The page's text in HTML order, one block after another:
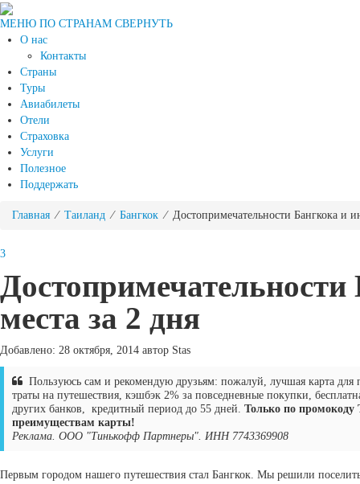
МЕНЮ ПО СТРАНАМ СВЕРНУТЬ
О нас
Контакты
Страны
Туры
Авиабилеты
Отели
Страховка
Услуги
Полезное
Поддержать
Главная ⁄ Таиланд ⁄ Бангкок ⁄ Достопримечательности Бангкока и
3
места за 2 дня
Добавлено: 28 октября, 2014 автор Stas
Пользуюсь сам и рекомендую друзьям: пожалуй, лучшая карта для
траты на путешествия, кэшбэк 2% за повседневные покупки,
других банков, кредитный период до 55 дней. Только по промокоду
преимуществам карты!
Реклама. ООО "Тинькофф Партнеры". ИНН 7743369908
Первым городом нашего путешествия стал Бангкок. Мы решили